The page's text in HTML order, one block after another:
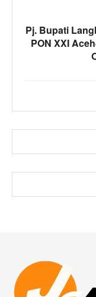
Pj. Bupati
PON XXI